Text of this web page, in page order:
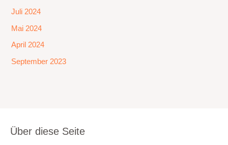
Juli 2024
Mai 2024
April 2024
September 2023
Über diese Seite